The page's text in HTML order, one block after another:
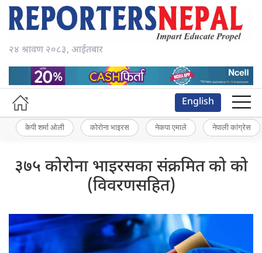
२४ श्रावण २०८३, आईतबार
English
केपी शर्मा ओली कोरोना भाइरस नेकपा एमाले नेपाली कांग्रेस
३७५ कोरोना भाइरसका संक्रमित को को
(विवरणसहित)